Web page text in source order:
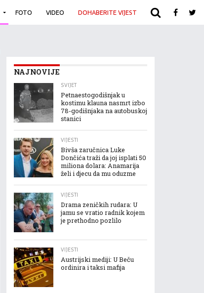
FOTO VIDEO DOHABERITE VIJEST ARHIVA
NAJNOVIJE
SVIJET
Petnaestogodišnjak u
kostimu klauna nasmrt izbo
78-godišnjaka na autobuskoj
stanici
VIJESTI
Bivša zaručnica Luke
Dončića traži da joj isplati 50
miliona dolara: Anamarija
želi i djecu da mu oduzme
VIJESTI
Drama zeničkih rudara: U
jamu se vratio radnik kojem
je prethodno pozlilo
VIJESTI
Austrijski mediji: U Beču
ordinira i taksi mafija